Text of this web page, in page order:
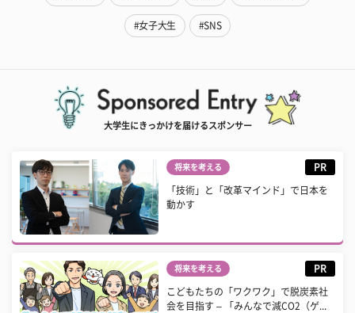
#女子大生 #SNS
大学生にきっかけを届けるスポンサー
将来を考える PR
「技術」と「改革マインド」で日本を
動かす
将来を考える PR
こどもたちの「ワクワク」で脱炭素社
会を目指す – 「みんなで減CO2（ゲ...